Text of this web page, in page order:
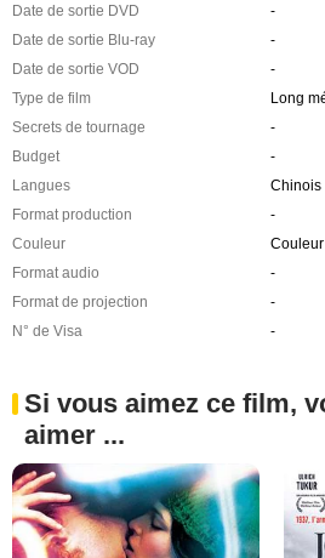
Date de sortie DVD
-
Date de sortie Blu-ray
-
Date de sortie VOD
-
Type de film
Long
Secrets de tournage
-
Budget
-
Langues
Chinois
Format production
-
Couleur
Couleur
Format audio
-
Format de projection
-
N° de Visa
-
Si vous aimez ce film,
aimer ...